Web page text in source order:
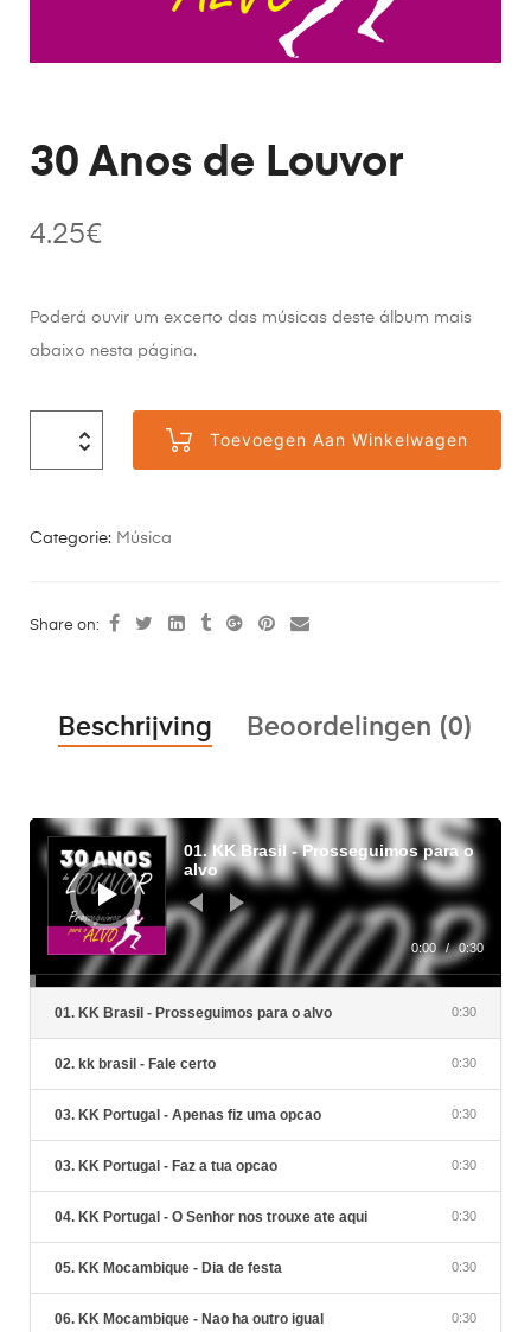
30 Anos de Louvor
4.25€
Poderá ouvir um excerto das músicas deste álbum mais
abaixo nesta página.
Toevoegen Aan Winkelwagen
Categorie: Música
Share on:
Beschrijving Beoordelingen (0)
Audiospeler
01. KK Brasil - Prosseguimos para o
alvo
0:00 / 0:30
01. KK Brasil - Prosseguimos para o alvo 0:30
02. kk brasil - Fale certo 0:30
03. KK Portugal - Apenas fiz uma opcao 0:30
03. KK Portugal - Faz a tua opcao 0:30
04. KK Portugal - O Senhor nos trouxe ate aqui 0:30
05. KK Mocambique - Dia de festa 0:30
06. KK Mocambique - Nao ha outro igual 0:30